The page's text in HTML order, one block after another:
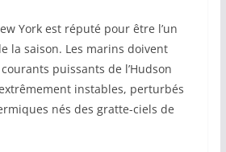
York est réputé pour être l’un
la saison. Les marins doivent
puissants de l’Hudson
instables, perturbés
nés des gratte-ciels de